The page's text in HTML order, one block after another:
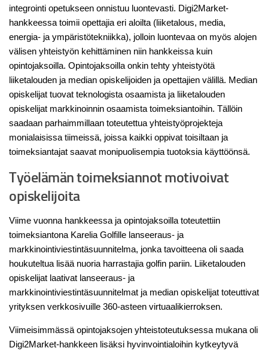
integrointi opetukseen onnistuu luontevasti. Digi2Market-
hankkeessa toimii opettajia eri aloilta (liiketalous, media,
energia- ja ympäristötekniikka), jolloin luontevaa on myös alojen
välisen yhteistyön kehittäminen niin hankkeissa kuin
opintojaksoilla. Opintojaksoilla onkin tehty yhteistyötä
liiketalouden ja median opiskelijoiden ja opettajien välillä. Median
opiskelijat tuovat teknologista osaamista ja liiketalouden
opiskelijat markkinoinnin osaamista toimeksiantoihin. Tällöin
saadaan parhaimmillaan toteutettua yhteistyöprojekteja
monialaisissa tiimeissä, joissa kaikki oppivat toisiltaan ja
toimeksiantajat saavat monipuolisempia tuotoksia käyttöönsä.
Työelämän toimeksiannot motivoivat
opiskelijoita
Viime vuonna hankkeessa ja opintojaksoilla toteutettiin
toimeksiantona Karelia Golfille lanseeraus- ja
markkinointiviestintäsuunnitelma, jonka tavoitteena oli saada
houkuteltua lisää nuoria harrastajia golfin pariin. Liiketalouden
opiskelijat laativat lanseeraus- ja
markkinointiviestintäsuunnitelmat ja median opiskelijat toteuttivat
yrityksen verkkosivuille 360-asteen virtuaalikierroksen.
Viimeisimmässä opintojaksojen yhteistoteutuksessa mukana oli
Digi2Market-hankkeen lisäksi hyvinvointialoihin kytkeytyvä